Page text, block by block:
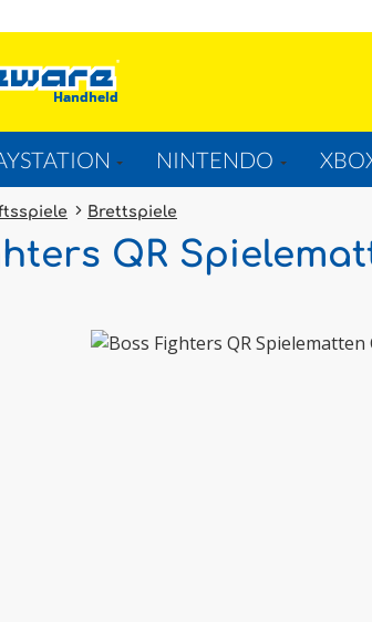
NINTENDO
Brettspiele
QR